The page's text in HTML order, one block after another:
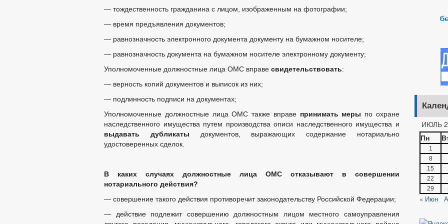
ПРОЕКТЫ К ОБСУЖДЕНИЮ
ПРОЕКТЫ РЕШЕНИЙ
ПРОЕКТЫ РЕШЕНИЙ О ВНЕСЕНИИ ИЗМЕНЕНИЙ В УСТАВ
ПРОЕКТЫ
АДМИНИСТРАТИВНЫЕ РЕГЛАМЕНТЫ
РАСПОРЯЖЕНИЯ МЭРИИ
РЕШЕНИЯ ПРОТЕСТЫ ПОРЯДОК ОБЖАЛОВАНИЯ НПА
ФЕДЕРАЛЬНЫЕ ЗАКОНЫ
БЮДЖЕТ
БЮДЖЕТ ПО ГОДАМ
МУНИЦИПАЛЬНЫЕ УСЛУГИ
ПРОЕКТЫ АДМИНИСТРАТИВНЫХ
СТАНДАРТЫ МУНИЦИПАЛЬНЫХ УСЛУГ
НОРМАТИВНО-ПРАВОВЫЕ АКТЫ
ПЕРЕЧЕНЬ НПА, СОДЕРЖАЩИХ ОБЯЗАТЕЛЬНЫЕ ТРЕБОВАНИЯ, СОБЛЮДЕНИЕ КОТОРЫХ ОЦЕНИВАЕТСЯ
КОНТРОЛЮ
ОБРАЩЕНИЕ К ГЛАВЕ
РЕГЛАМЕНТ РАССМОТРЕНИЯ ОБРАЩЕНИЙ
— тождественность гражданина с лицом, изображенным на фотографии;
— время предъявления документов;
— равнозначность электронного документа документу на бумажном носителе;
— равнозначность документа на бумажном носителе электронному документу;
Уполномоченные должностные лица ОМС вправе свидетельствовать:
— верность копий документов и выписок из них;
— подлинность подписи на документах;
Уполномоченные должностные лица ОМС также вправе принимать меры по охране
наследственного имущества путем производства описи наследственного имущества и
выдавать дубликаты документов, выражающих содержание нотариально
удостоверенных сделок.
В каких случаях должностные лица ОМС отказывают в совершении
нотариального действия?
— совершение такого действия противоречит законодательству Российской Федерации;
— действие подлежит совершению должностным лицом местного самоуправления
ИЮЛЬ
Пн
1
8
15
22
29
« Июн